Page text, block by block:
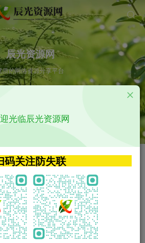
辰光资源网
质的网络资源分享平台
APP源码
火
影视源码
影视源码
光临辰光资源网
码关注防失联